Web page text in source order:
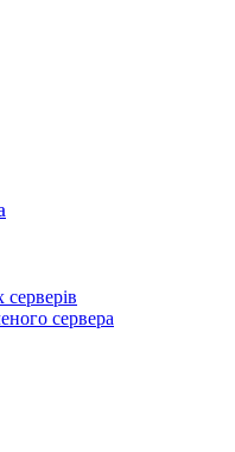
сервера